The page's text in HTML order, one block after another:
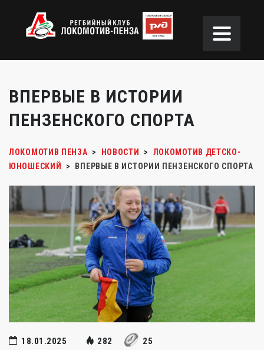
ВПЕРВЫЕ В ИСТОРИИ
ПЕНЗЕНСКОГО СПОРТА
ЛОКОМОТИВ ПЕНЗА > НОВОСТИ >
ЛОКОМОТИВ ДЕТСКО-
ЮНОШЕСКИЙ
> ВПЕРВЫЕ В ИСТОРИИ ПЕНЗЕНСКОГО СПОРТА
18.01.2025 282 25